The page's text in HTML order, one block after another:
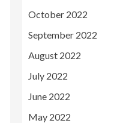
October 2022
September 2022
August 2022
July 2022
June 2022
May 2022